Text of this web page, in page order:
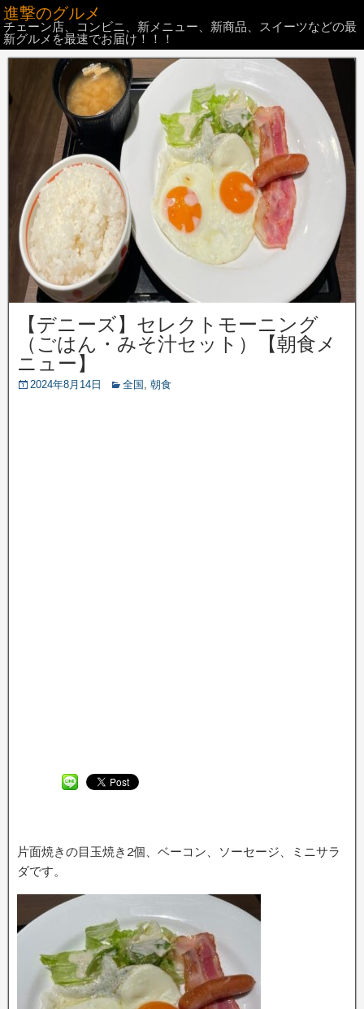
進撃のグルメ
チェーン店、コンビニ、新メニュー、新商品、スイーツなどの最
新グルメを最速でお届け！！！
【デニーズ】セレクトモーニング
（ごはん・みそ汁セット）【朝食メ
ニュー】
2024年8月14日 全国 , 朝食
片面焼きの目玉焼き2個、ベーコン、ソーセージ、ミニサラ
ダです。